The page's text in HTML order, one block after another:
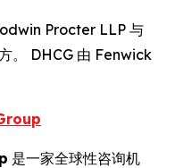
Procter LLP 与
。 DHCG 由 Fenwick
是一家全球性咨询机